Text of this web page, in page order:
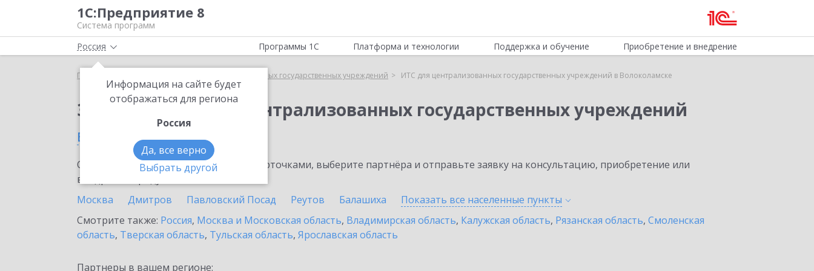
1С:Предприятие 8
Система программ
Россия
Информация на сайте будет
отображаться для региона
Россия
Да, все верно
Выбрать другой
Программы 1С Платформа и технологии Поддержка и обучение Приобретение и внедрение
Главная ИТС для централизованных государственных учреждений ИТС для централизованных государственных учреждений в Волоколамске
Заказать ИТС для централизованных государственных учреждений
в Волоколамске
Ознакомьтесь с информационными карточками, выберите партнёра и отправьте заявку на консультацию, приобретение или
внедрение продукта.
Москва
Дмитров Павловский Посад Реутов Балашиха Показать все населенные пункты
Смотрите также: Россия, Москва и Московская область, Владимирская область, Калужская область, Рязанская область, Смоленская
область, Тверская область, Тульская область, Ярославская область
Партнеры в вашем регионе: